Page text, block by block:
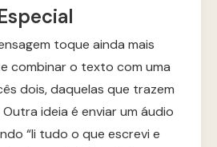
toque ainda mais
combinar o texto com uma
dois, daquelas que trazem
ideia é enviar um áudio
“li tudo o que escrevi e